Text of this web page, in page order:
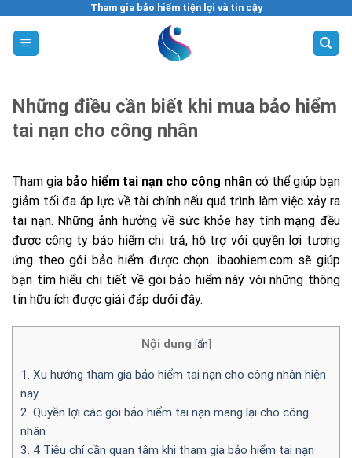
content
Tham gia bảo hiểm tiện lợi và tin cậy
Những điều cần biết khi mua bảo hiểm
tai nạn cho công nhân
Tham gia bảo hiểm tai nạn cho công nhân có thể giúp bạn
giảm tối đa áp lực về tài chính nếu quá trình làm việc xảy ra
tai nạn. Những ảnh hưởng về sức khỏe hay tính mạng đều
được công ty bảo hiểm chi trả, hỗ trợ với quyền lợi tương
ứng theo gói bảo hiểm được chọn. ibaohiem.com sẽ giúp
bạn tìm hiểu chi tiết về gói bảo hiểm này với những thông
tin hữu ích được giải đáp dưới đây.
Nội dung [ẩn]
1. Xu hướng tham gia bảo hiểm tai nạn cho công nhân hiện
nay
2. Quyền lợi các gói bảo hiểm tai nạn mang lại cho công
nhân
3. 4 Tiêu chí cần quan tâm khi tham gia bảo hiểm tai nạn